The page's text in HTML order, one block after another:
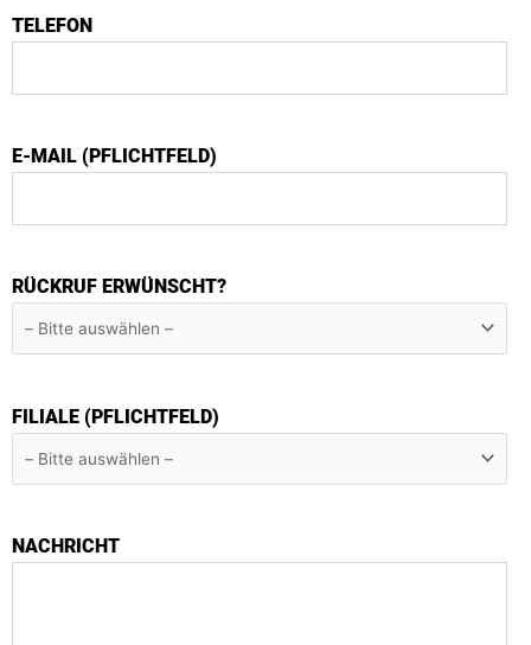
TELEFON
E-MAIL (PFLICHTFELD)
RÜCKRUF ERWÜNSCHT?
FILIALE (PFLICHTFELD)
NACHRICHT